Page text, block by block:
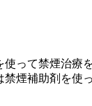
って禁煙治
煙補助剤を使